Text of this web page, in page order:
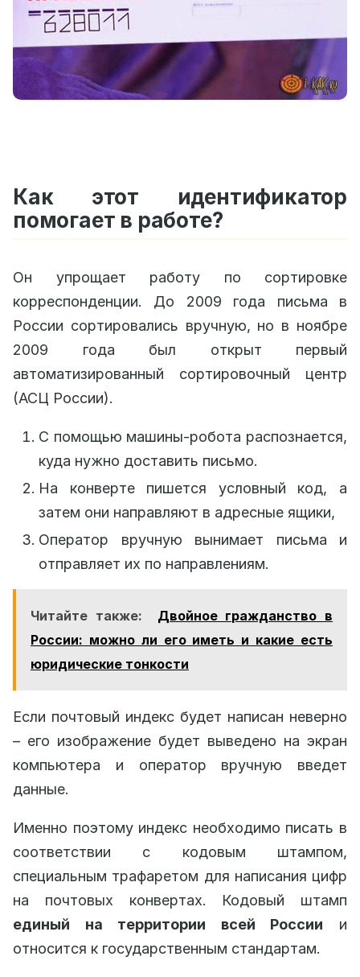
Как этот идентификатор
помогает в работе?
Он упрощает работу по сортировке
корреспонденции. До 2009 года письма в
России сортировались вручную, но в ноябре
2009 года был открыт первый
автоматизированный сортировочный центр
(АСЦ России).
С помощью машины-робота распознается,
куда нужно доставить письмо.
На конверте пишется условный код, а
затем они направляют в адресные ящики,
Оператор вручную вынимает письма и
отправляет их по направлениям.
Читайте также:
Двойное гражданство в
России: можно ли его иметь и какие есть
юридические тонкости
Если почтовый индекс будет написан неверно
– его изображение будет выведено на экран
компьютера и оператор вручную введет
данные.
Именно поэтому индекс необходимо писать в
соответствии с кодовым штампом,
специальным трафаретом для написания цифр
на почтовых конвертах. Кодовый штамп
единый на территории всей России и
относится к государственным стандартам.